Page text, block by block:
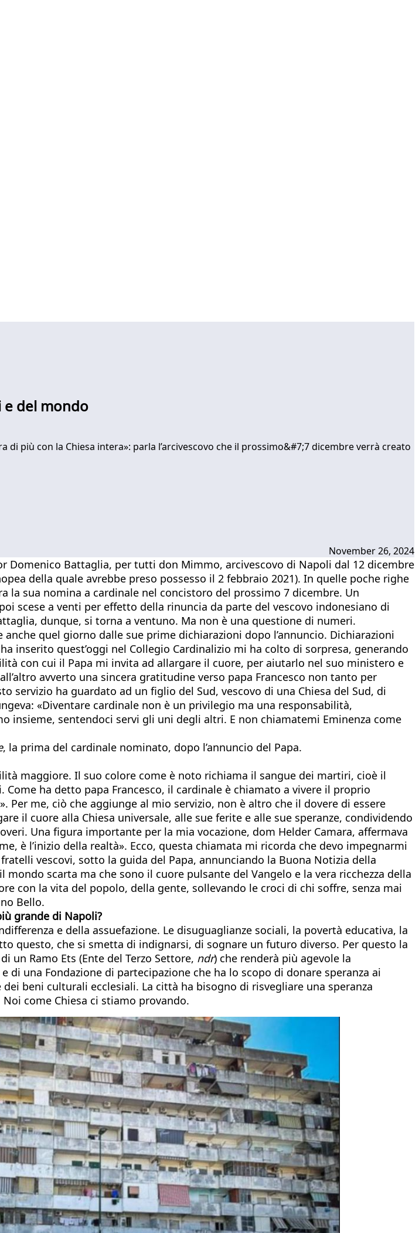
e del mondo
più con la Chiesa intera»: parla l’arcivescovo che il prossimo&#7;7 dicembre verrà creato
November 26, 2024
Battaglia, per tutti don Mimmo, arcivescovo di Napoli dal 12 dicembre
della quale avrebbe preso possesso il 2 febbraio 2021). In quelle poche righe
la sua nomina a cardinale nel concistoro del prossimo 7 dicembre. Un
scese a venti per effetto della rinuncia da parte del vescovo indonesiano di
dunque, si torna a ventuno. Ma non è una questione di numeri.
quel giorno dalle sue prime dichiarazioni dopo l’annuncio. Dichiarazioni
inserito quest’oggi nel Collegio Cardinalizio mi ha colto di sorpresa, generando
con cui il Papa mi invita ad allargare il cuore, per aiutarlo nel suo ministero e
avverto una sincera gratitudine verso papa Francesco non tanto per
servizio ha guardato ad un figlio del Sud, vescovo di una Chiesa del Sud, di
«Diventare cardinale non è un privilegio ma una responsabilità,
insieme, sentendoci servi gli uni degli altri. E non chiamatemi Eminenza come
, la prima del cardinale nominato, dopo l’annuncio del Papa.
maggiore. Il suo colore come è noto richiama il sangue dei martiri, cioè il
ha detto papa Francesco, il cardinale è chiamato a vivere il proprio
me, ciò che aggiunge al mio servizio, non è altro che il dovere di essere
il cuore alla Chiesa universale, alle sue ferite e alle sue speranze, condividendo
Una figura importante per la mia vocazione, dom Helder Camara, affermava
è l’inizio della realtà». Ecco, questa chiamata mi ricorda che devo impegnarmi
vescovi, sotto la guida del Papa, annunciando la Buona Notizia della
scarta ma che sono il cuore pulsante del Vangelo e la vera ricchezza della
con la vita del popolo, della gente, sollevando le croci di chi soffre, senza mai
Bello.
grande di Napoli?
e della assuefazione. Le disuguaglianze sociali, la povertà educativa, la
questo, che si smetta di indignarsi, di sognare un futuro diverso. Per questo la
un Ramo Ets (Ente del Terzo Settore, ndr) che renderà più agevole la
una Fondazione di partecipazione che ha lo scopo di donare speranza ai
beni culturali ecclesiali. La città ha bisogno di risvegliare una speranza
come Chiesa ci stiamo provando.